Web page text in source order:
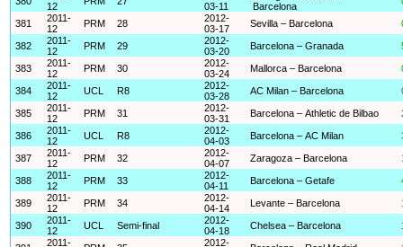
12
03-11
Barcelona
381
2011-
12
PRM 28
2012-
03-17
Sevilla – Barcelona
382
2011-
12
PRM 29
2012-
03-20
Barcelona – Granada
383
2011-
12
PRM 30
2012-
03-24
Mallorca – Barcelona
384
2011-
12
UCL R8
2012-
03-28
AC Milan – Barcelona
385
2011-
12
PRM 31
2012-
03-31
Barcelona – Athletic de Bilbao
386
2011-
12
UCL R8
2012-
04-03
Barcelona – AC Milan
387
2011-
12
PRM 32
2012-
04-07
Zaragoza – Barcelona
388
2011-
12
PRM 33
2012-
04-11
Barcelona – Getafe
389
2011-
12
PRM 34
2012-
04-14
Levante – Barcelona
390
2011-
12
UCL Semi-final
2012-
04-18
Chelsea – Barcelona
2011-
2012-